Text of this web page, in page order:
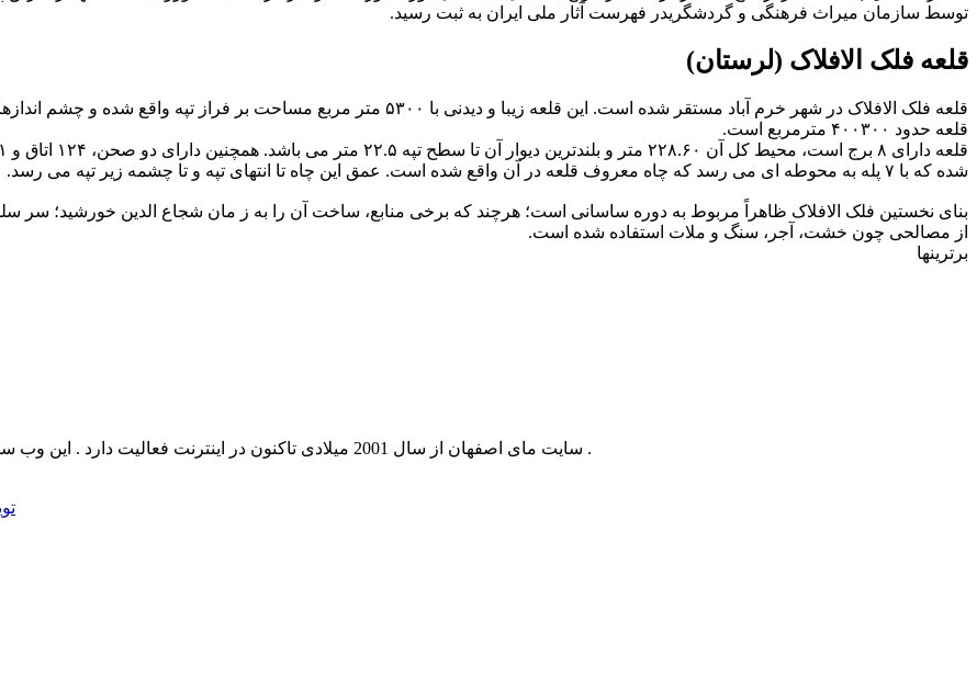
توسط سازمان میراث فرهنگی و گردشگریدر فهرست آثار ملی ایران به ثبت رسید.
قلعه فلک الافلاک (لرستان)
قلعه فلک الافلاک در شهر خرم آباد مستقر شده است. این قلعه زیبا و دیدنی با ۵۳۰۰
قلعه حدود ۴۰۰۳۰۰ مترمربع است.
شده که با ۷ پله به محوطه ای می رسد که چاه معروف قلعه در آن واقع شده است. عمق این چاه تا انتهای تپه و تا چشمه زیر تپه می رسد.
بنای نخستین فلک الافلاک ظاهراً مربوط به دوره ساسانی است؛ هرچند که برخی منابع، ساخت آن را به ز مان شجاع الدین خورشید؛
از مصالحی چون خشت، آجر، سنگ و ملات استفاده شده است.
برترینها
سایت مای اصفهان از سال 2001 میلادی تاکنون در اینترنت فعالیت دارد . این وب سایت مرجع بسیار از وب سایتها و افراد در زمینه های مختلف بوده است .